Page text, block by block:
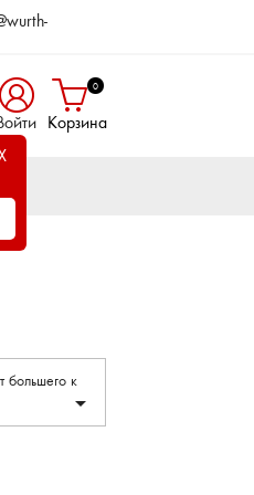
0
Корзина
большего к
